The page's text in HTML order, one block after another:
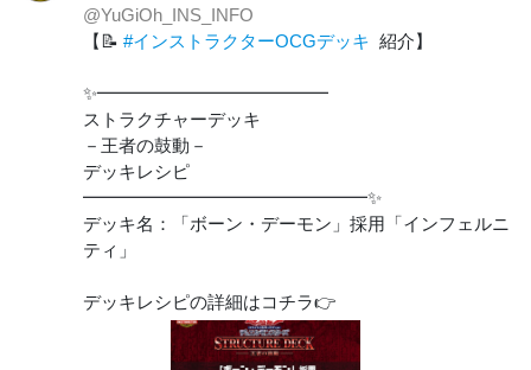
@YuGiOh_INS_INFO
【📝 #インストラクターOCGデッキ 紹介】
✨━━━━━━━━━━━━━
ストラクチャーデッキ
－王者の鼓動－
デッキレシピ
━━━━━━━━━━━━━━━━✨
デッキ名：「ボーン・デーモン」採用「インフェルニ
ティ」
デッキレシピの詳細はコチラ👉